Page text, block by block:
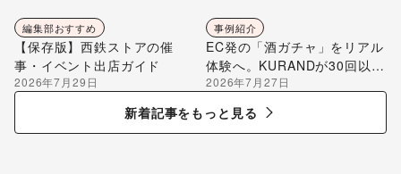
編集部おすすめ
【保存版】西鉄ストアの催
事・イベント出店ガイド
2026年7月29日
事例紹介
EC発の「酒ガチャ」をリアル
体験へ。KURANDが30回以上
のポップアップ出店で届け
る“新しいお酒との出会い”
2026年7月27日
新着記事をもっと見る